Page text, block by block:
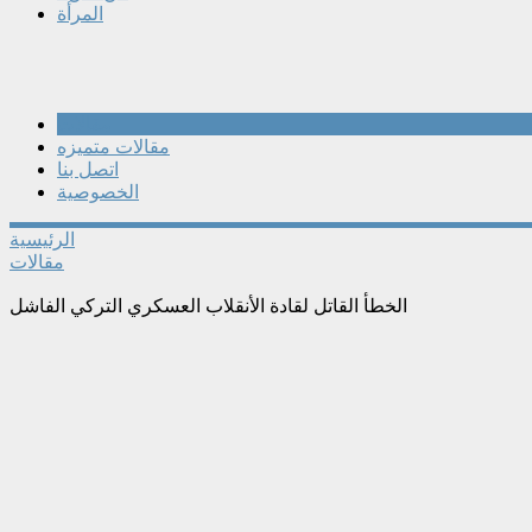
المرأة
مقالات متميزه
اتصل بنا
الخصوصية
الرئيسية
مقالات
الخطأ القاتل لقادة الأنقلاب العسكري التركي الفاشل